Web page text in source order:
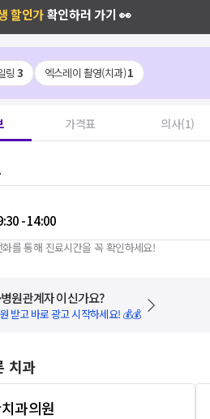
할인가확인하러 가기 👀
링 3 엑스레이 촬영(치과)1
가격표 의사(1)
- 14:00
를 통해 진료시간을 꼭 확인하세요!
원관계자 이신가요?
받고 바로 광고 시작하세요! 💰💰
치과
과의원